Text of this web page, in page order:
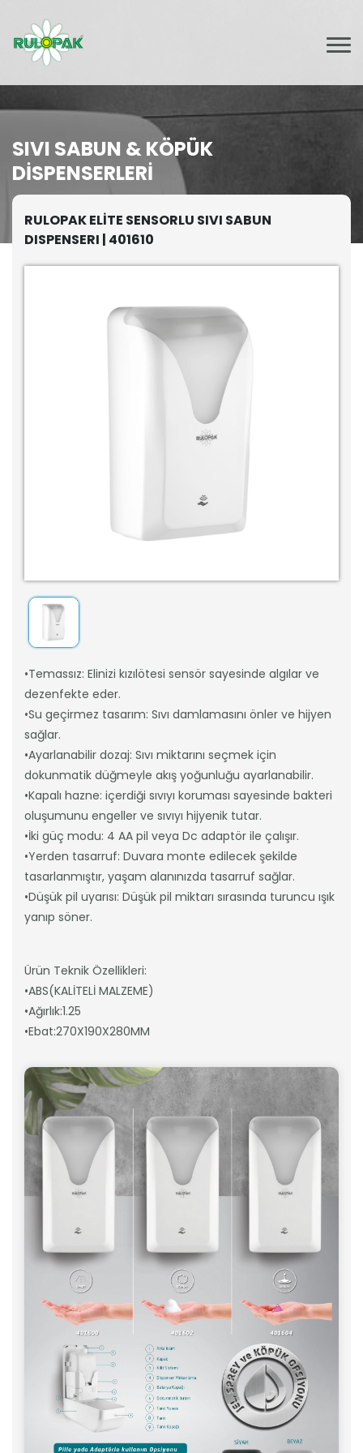
SIVI SABUN & KÖPÜK
DISPENSERLERI
RULOPAK ELİTE SENSORLU SIVI SABUN
DISPENSERI | 401610
•Temassız: Elinizi kızılötesi sensör sayesinde algılar ve
dezenfekte eder.
•Su geçirmez tasarım: Sıvı damlamasını önler ve hijyen
sağlar.
•Ayarlanabilir dozaj: Sıvı miktarını seçmek için
dokunmatik düğmeyle akış yoğunluğu ayarlanabilir.
•Kapalı hazne: içerdiği sıvıyı koruması sayesinde bakteri
oluşumunu engeller ve sıvıyı hijyenik tutar.
•İki güç modu: 4 AA pil veya Dc adaptör ile çalışır.
•Yerden tasarruf: Duvara monte edilecek şekilde
tasarlanmıştır, yaşam alanınızda tasarruf sağlar.
•Düşük pil uyarısı: Düşük pil miktarı sırasında turuncu ışık
yanıp söner.
Ürün Teknik Özellikleri:
•ABS(KALİTELİ MALZEME)
•Ağırlık:1.25
•Ebat:270X190X280MM